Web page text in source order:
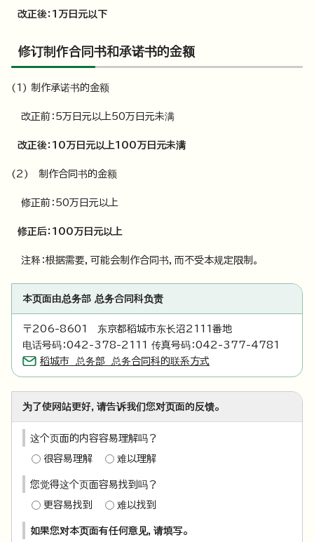
改正後：1万日元以下
修订制作合同书和承诺书的金额
(1) 制作承诺书的金额
改正前：5万日元以上50万日元未满
改正後：10万日元以上100万日元未满
(2) 制作合同书的金额
修正前：50万日元以上
修正后：100万日元以上
注释：根据需要，可能会制作合同书，而不受本规定限制。
本页面由总务部 总务合同科负责
〒206-8601 东京都稻城市东长沼2111番地
电话号码：042-378-2111 传真号码：042-377-4781
稻城市 总务部 总务合同科的联系方式
为了使网站更好，请告诉我们您对页面的反馈。
这个页面的内容容易理解吗？
很容易理解 难以理解
您觉得这个页面容易找到吗？
更容易找到 难以找到
如果您对本页面有任何意见，请填写。